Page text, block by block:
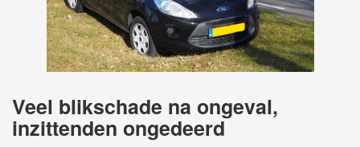
Veel blikschade na ongeval,
inzittenden ongedeerd